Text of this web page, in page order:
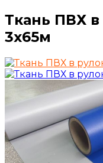
Ткань ПВХ
3х65м